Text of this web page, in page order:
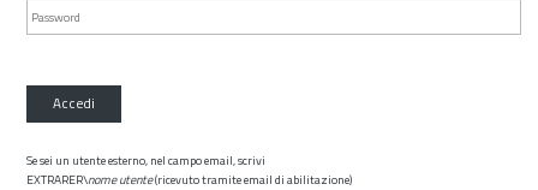
Accedi
Se sei un utente esterno, nel campo email, scrivi
EXTRARER\nome utente(ricevuto tramite email di abilitazione)